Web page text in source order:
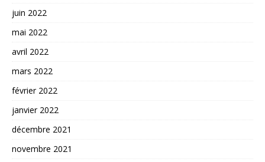
juin 2022
mai 2022
avril 2022
mars 2022
février 2022
janvier 2022
décembre 2021
novembre 2021